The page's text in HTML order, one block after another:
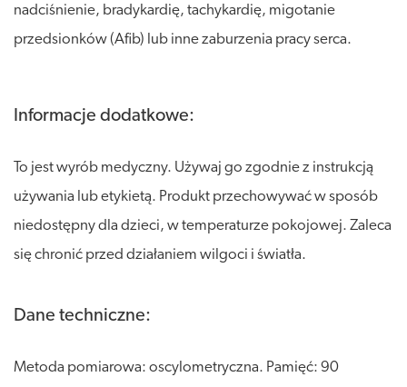
nadciśnienie, bradykardię, tachykardię, migotanie
przedsionków (Afib) lub inne zaburzenia pracy serca.
Informacje dodatkowe:
To jest wyrób medyczny. Używaj go zgodnie z instrukcją
używania lub etykietą. Produkt przechowywać w sposób
niedostępny dla dzieci, w temperaturze pokojowej. Zaleca
się chronić przed działaniem wilgoci i światła.
Dane techniczne:
Metoda pomiarowa: oscylometryczna. Pamięć: 90